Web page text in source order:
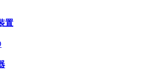
置